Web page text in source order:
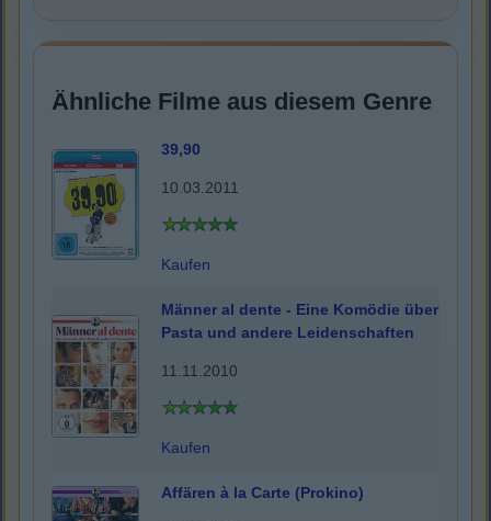
Ähnliche Filme aus diesem Genre
39,90
10.03.2011
Kaufen
Männer al dente - Eine Komödie über
Pasta und andere Leidenschaften
11.11.2010
Kaufen
Affären à la Carte (Prokino)